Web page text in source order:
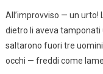
All’improvviso — un urto!
dietro li aveva tamponati
saltarono fuori tre
occhi — freddi come